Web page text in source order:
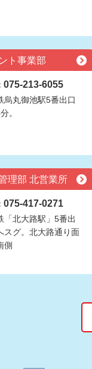
ト事業部
075-213-6055
烏丸御池駅5番出口
。
理部 北営業所
075-417-0271
「北大路駅」5番出
スグ。北大路通り面
側